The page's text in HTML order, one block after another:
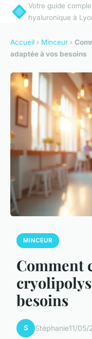
Votre guide
hyaluronique à
Accueil › Minceur ›
adaptée à vos besoins
MINCEUR
Comment
besoins
S Stéphanie11/